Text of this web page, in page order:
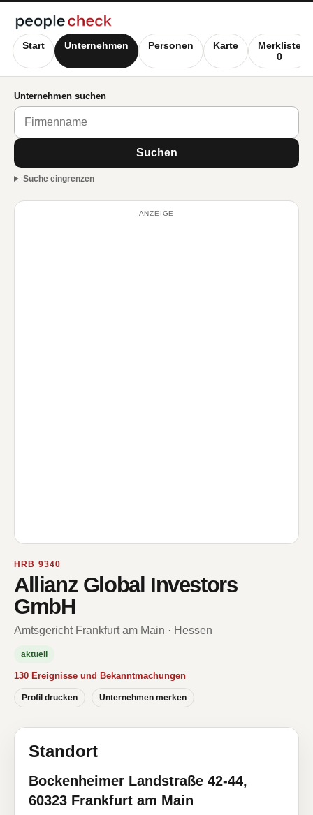
Start Unternehmen Personen Karte
Merkliste
0
Unternehmen suchen
Suchen
Suche eingrenzen
ANZEIGE
HRB 9340
Allianz Global Investors
GmbH
Amtsgericht Frankfurt am Main · Hessen
aktuell
130 Ereignisse und Bekanntmachungen
Profil drucken Unternehmen merken
Standort
Bockenheimer Landstraße 42-44,
60323 Frankfurt am Main